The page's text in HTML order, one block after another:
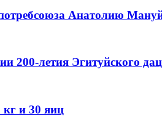
Анатолию
200-летия Эгитуйского
кг и 30 яиц